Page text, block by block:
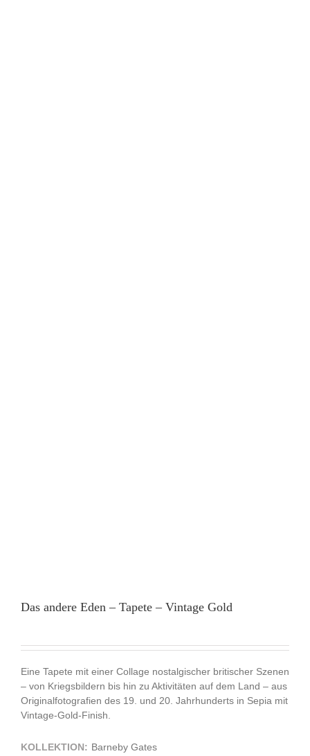
Das andere Eden – Tapete – Vintage Gold
Eine Tapete mit einer Collage nostalgischer britischer Szenen
– von Kriegsbildern bis hin zu Aktivitäten auf dem Land – aus
Originalfotografien des 19. und 20. Jahrhunderts in Sepia mit
Vintage-Gold-Finish.
KOLLEKTION: Barneby Gates